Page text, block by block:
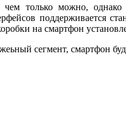
чем только можно,
поддерживается
на смартфон
сегмент, смартфон